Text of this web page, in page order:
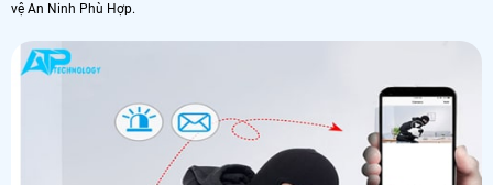
vệ An Ninh Phù Hợp.